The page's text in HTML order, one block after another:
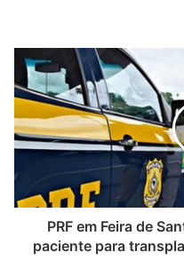
PRF em Feira de
paciente para